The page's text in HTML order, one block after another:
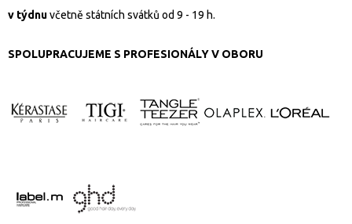
v týdnuvčetně státních svátků od 9 - 19 h.
SPOLUPRACUJEME S PROFESIONÁLY V OBORU